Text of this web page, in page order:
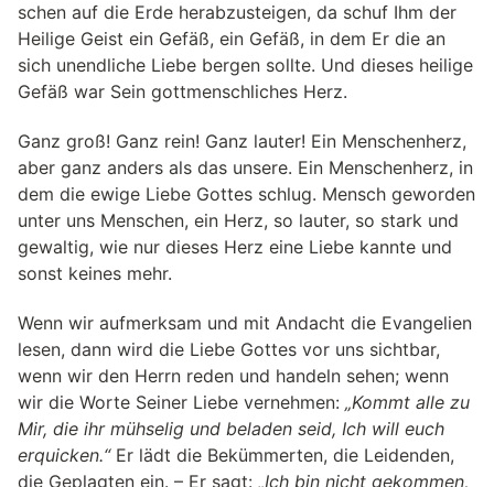
schen auf die Erde her­ab­zu­stei­gen, da schuf Ihm der
Hei­lige Geist ein Gefäß, ein Gefäß, in dem Er die an
sich unend­li­che Liebe ber­gen sollte. Und die­ses hei­lige
Gefäß war Sein gottmenschliches Herz.
Ganz groß! Ganz rein! Ganz lau­ter! Ein Men­schen­herz,
aber ganz anders als das unsere. Ein Men­schen­herz, in
dem die ewige Liebe Got­tes schlug. Mensch gewor­den
unter uns Men­schen, ein Herz, so lau­ter, so stark und
gewal­tig, wie nur die­ses Herz eine Liebe kannte und
sonst kei­nes mehr.
Wenn wir auf­merk­sam und mit Andacht die Evan­ge­lien
lesen, dann wird die Liebe Gottes vor uns sichtbar,
wenn wir den Herrn reden und han­deln sehen; wenn
wir die Worte Sei­ner Liebe ver­neh­men: „Kommt alle zu
Mir, die ihr mühselig und bela­den seid, Ich will euch
erqui­cken.“Er lädt die Bekümmerten, die Lei­den­den,
die Geplag­ten ein. – Er sagt: „Ich bin nicht gekom­men,